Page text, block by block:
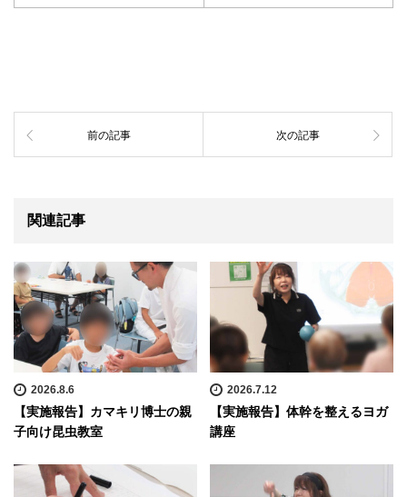
前の記事 次の記事
関連記事
2026.8.6
【実施報告】カマキリ博士の親
子向け昆虫教室
2026.7.12
【実施報告】体幹を整えるヨガ
講座